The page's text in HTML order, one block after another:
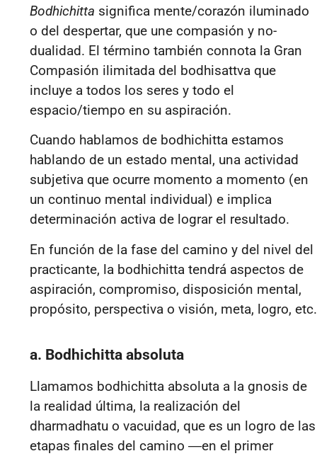
Bodhichitta significa mente/corazón iluminado
o del despertar, que une compasión y no-
dualidad. El término también connota la Gran
Compasión ilimitada del bodhisattva que
incluye a todos los seres y todo el
espacio/tiempo en su aspiración.
Cuando hablamos de bodhichitta estamos
hablando de un estado mental, una actividad
subjetiva que ocurre momento a momento (en
un continuo mental individual) e implica
determinación activa de lograr el resultado.
En función de la fase del camino y del nivel del
practicante, la bodhichitta tendrá aspectos de
aspiración, compromiso, disposición mental,
propósito, perspectiva o visión, meta, logro, etc.
a. Bodhichitta absoluta
Llamamos bodhichitta absoluta a la gnosis de
la realidad última, la realización del
dharmadhatu o vacuidad, que es un logro de las
etapas finales del camino ―en el primer